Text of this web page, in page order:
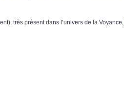
très présent dans l’univers de la Voyance,